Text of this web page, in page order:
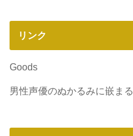
リンク
Goods
男性声優のぬかるみに嵌まる